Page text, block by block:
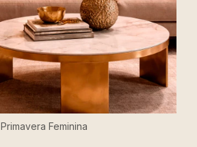
Primavera Feminina